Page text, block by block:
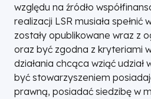
względu na źródło
realizacji LSR musiała spełnić
zostały opublikowane wraz z
oraz być zgodna z kryteriami
działania chcąca wziąć udział
być stowarzyszeniem
prawną, posiadać siedzibę w